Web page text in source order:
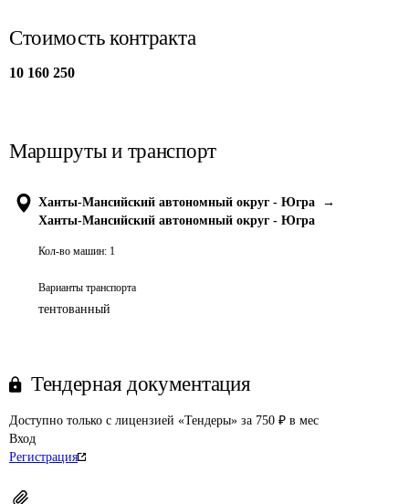
Стоимость контракта
10 160 250
Маршруты и транспорт
Ханты-Мансийский автономный округ - Югра
→
Ханты-Мансийский автономный округ - Югра
Кол-во машин: 1
Варианты транспорта
тентованный
Тендерная документация
Доступно только с лицензией «Тендеры» за 750 ₽ в мес
Вход
Регистрация